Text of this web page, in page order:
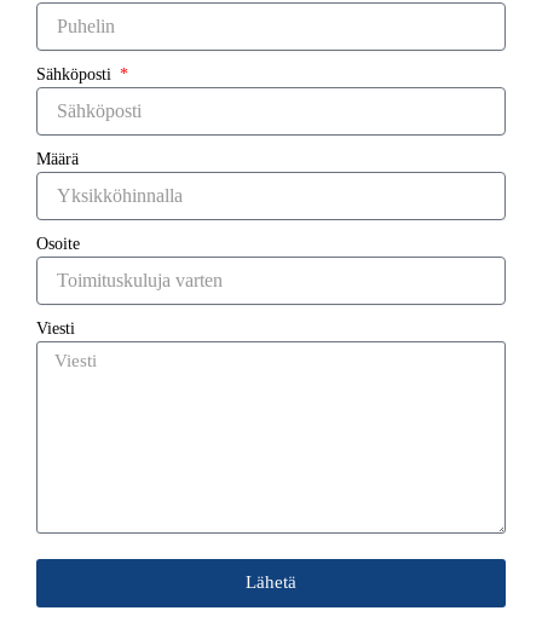
Sähköposti
Määrä
Osoite
Viesti
Lähetä